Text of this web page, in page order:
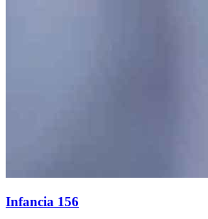
Infancia 156